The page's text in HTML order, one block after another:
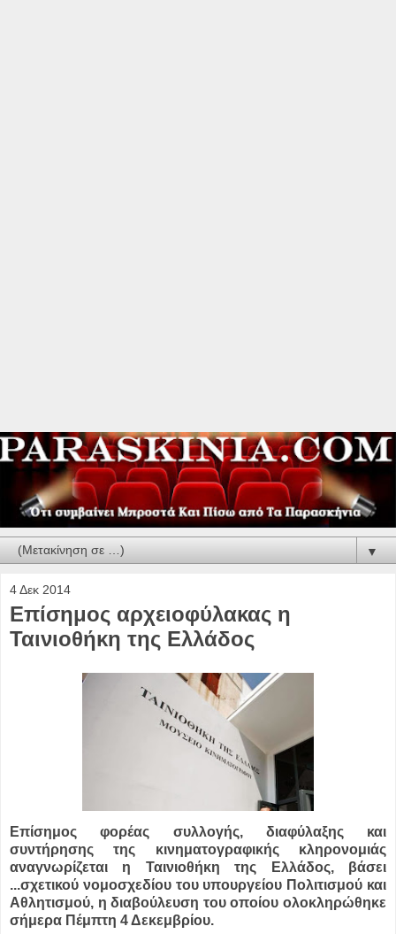
▼
4 Δεκ 2014
Επίσημος αρχειοφύλακας η
Ταινιοθήκη της Ελλάδος
Επίσημος φορέας συλλογής, διαφύλαξης και
συντήρησης της κινηματογραφικής κληρονομιάς
αναγνωρίζεται η Ταινιοθήκη της Ελλάδος, βάσει
...σχετικού νομοσχεδίου του υπουργείου Πολιτισμού και
Αθλητισμού, η διαβούλευση του οποίου ολοκληρώθηκε
σήμερα Πέμπτη 4 Δεκεμβρίου.